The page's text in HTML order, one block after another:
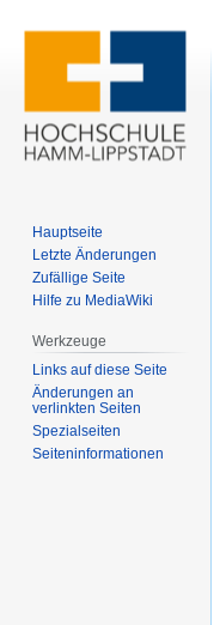
Hauptseite
Letzte Änderungen
Zufällige Seite
Hilfe zu MediaWiki
Werkzeuge
Links auf diese Seite
Änderungen an
verlinkten Seiten
Spezialseiten
Seiten­­informationen